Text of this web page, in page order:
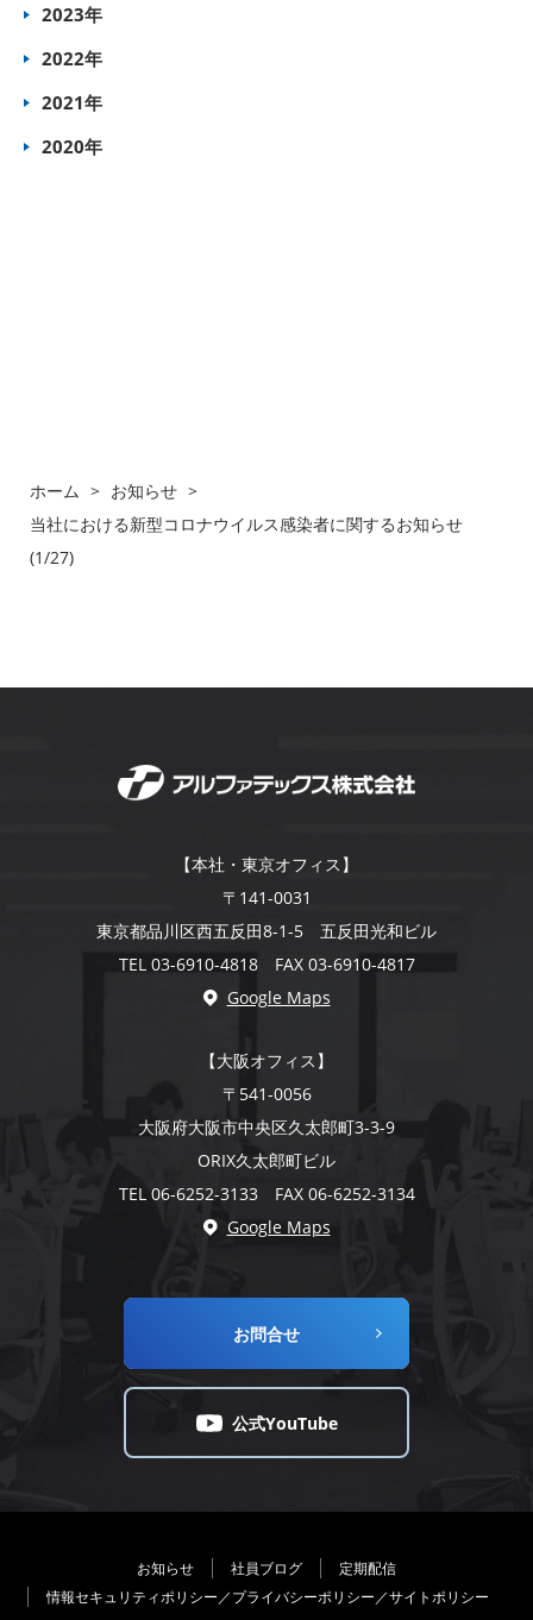
2023年
2022年
2021年
2020年
ホーム > お知らせ >
当社における新型コロナウイルス感染者に関するお知らせ
(1/27)
【本社・東京オフィス】
〒141-0031
東京都品川区西五反田8-1-5 五反田光和ビル
TEL 03-6910-4818 FAX 03-6910-4817
Google Maps
【大阪オフィス】
〒541-0056
大阪府大阪市中央区久太郎町3-3-9
ORIX久太郎町ビル
TEL 06-6252-3133 FAX 06-6252-3134
Google Maps
お問合せ
公式YouTube
お知らせ 社員ブログ
定期配信
情報セキュリティポリシー／プライバシーポリシー／サイトポリシー